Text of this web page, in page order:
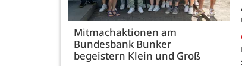
Mitmachaktionen am
Bundesbank Bunker
begeistern Klein und Groß